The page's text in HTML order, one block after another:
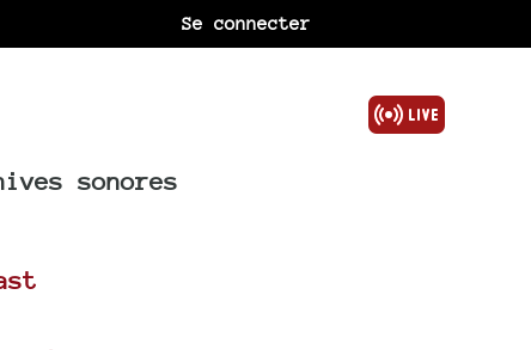
Se connecter
sonores